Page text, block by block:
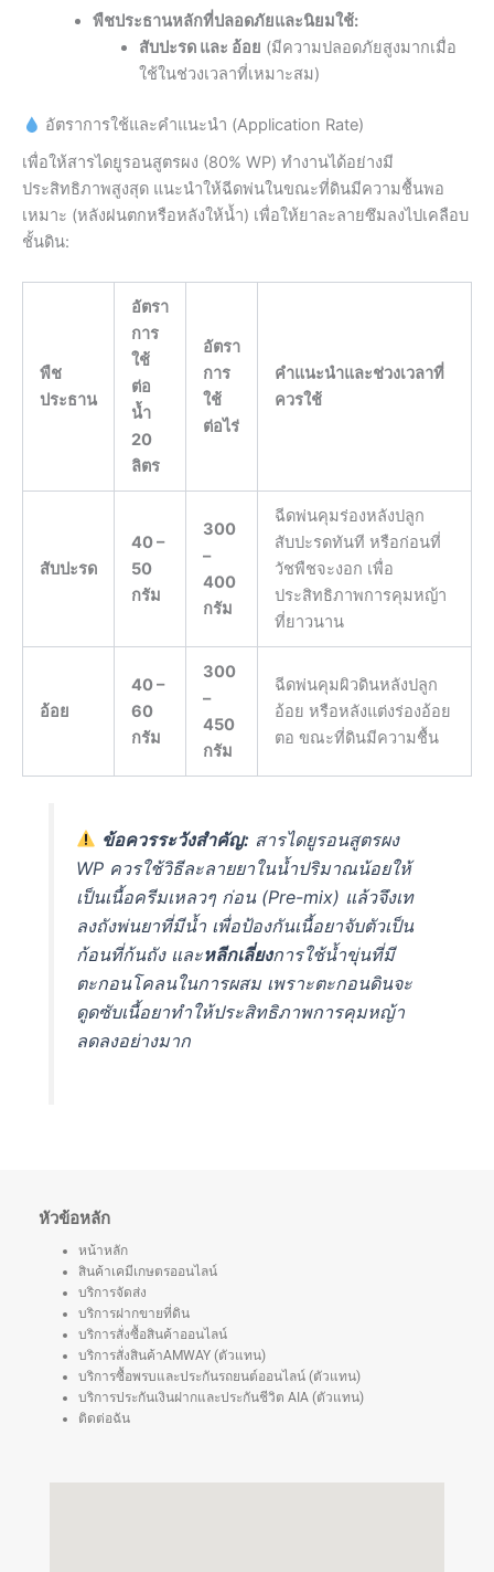
พืชประธานหลักที่ปลอดภัยและนิยมใช้:
สับปะรด และ อ้อย (มีความปลอดภัยสูงมากเมื่อ
ใช้ในช่วงเวลาที่เหมาะสม)
อัตราการใช้และคำแนะนำ (Application Rate)
เพื่อให้สารไดยูรอนสูตรผง (80% WP) ทำงานได้อย่างมี
ประสิทธิภาพสูงสุด แนะนำให้ฉีดพ่นในขณะที่ดินมีความชื้นพอ
เหมาะ (หลังฝนตกหรือหลังให้น้ำ) เพื่อให้ยาละลายซึมลงไปเคลือบ
ชั้นดิน:
พืช
ประธาน
อัตรา
การ
ใช้
ต่อ
น้ำ
20
ลิตร
อัตรา
การ
ใช้
ต่อไร่
คำแนะนำและช่วงเวลาที่
ควรใช้
สับปะรด
40 –
50
กรัม
300
–
400
กรัม
ฉีดพ่นคุมร่องหลังปลูก
สับปะรดทันที หรือก่อนที่
วัชพืชจะงอก เพื่อ
ประสิทธิภาพการคุมหญ้า
ที่ยาวนาน
อ้อย
40 –
60
กรัม
300
–
450
กรัม
ฉีดพ่นคุมผิวดินหลังปลูก
อ้อย หรือหลังแต่งร่องอ้อย
ตอ ขณะที่ดินมีความชื้น
ข้อควรระวังสำคัญ: สารไดยูรอนสูตรผง
WP ควรใช้วิธีละลายยาในน้ำปริมาณน้อยให้
เป็นเนื้อครีมเหลวๆ ก่อน (Pre-mix) แล้วจึงเท
ลงถังพ่นยาที่มีน้ำ เพื่อป้องกันเนื้อยาจับตัวเป็น
ก้อนที่ก้นถัง และหลีกเลี่ยงการใช้น้ำขุ่นที่มี
ตะกอนโคลนในการผสม เพราะตะกอนดินจะ
ดูดซับเนื้อยาทำให้ประสิทธิภาพการคุมหญ้า
ลดลงอย่างมาก
หัวข้อหลัก
หน้าหลัก
สินค้าเคมีเกษตรออนไลน์
บริการจัดส่ง
บริการฝากขายที่ดิน
บริการสั่งซื้อสินค้าออนไลน์
บริการสั่งสินค้าAMWAY (ตัวแทน)
บริการซื้อพรบและประกันรถยนต์ออนไลน์ (ตัวแทน)
บริการประกันเงินฝากและประกันชีวิต AIA (ตัวแทน)
ติดต่อฉัน